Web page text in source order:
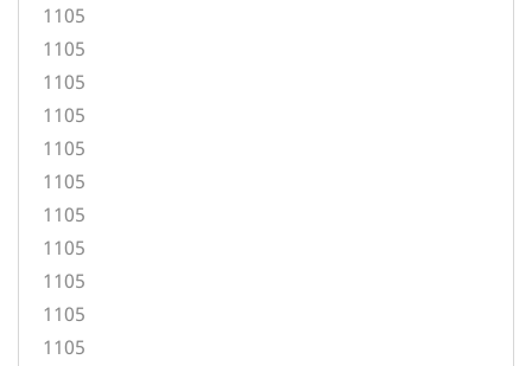
1105
1105
1105
1105
1105
1105
1105
1105
1105
1105
1105